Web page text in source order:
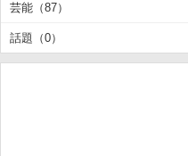
芸能（87）
話題（0）